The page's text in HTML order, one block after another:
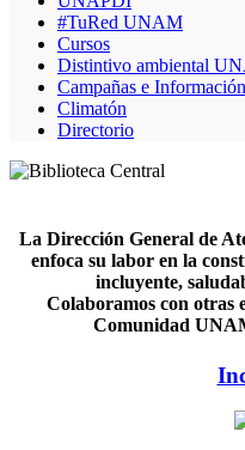
#TuRed UNAM
Cursos
Distintivo ambiental
Campañas e Información
Climatón
Directorio
La Dirección General de
enfoca su labor en la
incluyente,
Colaboramos con otras
Comunidad